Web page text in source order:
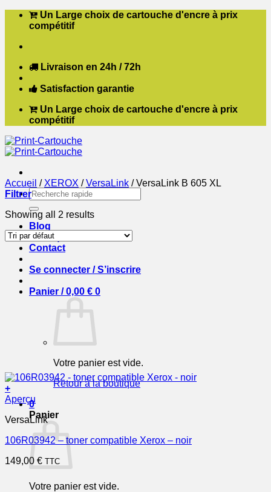
Passer Un Large choix de cartouche d'encre à prix
compétitif
Livraison en 24h / 72h
Satisfaction garantie
Un Large choix de cartouche d'encre à prix
compétitif
Recherche
pour :
Blog
Boutique
Contact
Se connecter / S’inscrire
Panier /0,00 € 0
Votre panier est vide.
Retour à la boutique
0
Panier
Votre panier est vide.
Accueil / XEROX / VersaLink /VersaLink B 605 XL
Filtrer
Showing all 2 results
+
Aperçu
VersaLink
106R03942 – toner compatible Xerox – noir
149,00 € TTC